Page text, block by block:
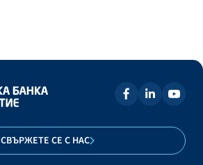
СВЪРЖЕТЕ СЕ С НАС